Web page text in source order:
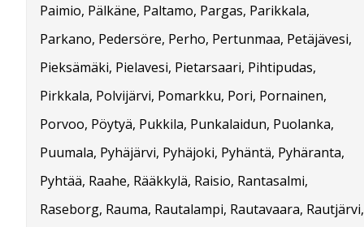
Paimio, Pälkäne, Paltamo, Pargas, Parikkala,
Parkano, Pedersöre, Perho, Pertunmaa, Petäjävesi,
Pieksämäki, Pielavesi, Pietarsaari, Pihtipudas,
Pirkkala, Polvijärvi, Pomarkku, Pori, Pornainen,
Porvoo, Pöytyä, Pukkila, Punkalaidun, Puolanka,
Puumala, Pyhäjärvi, Pyhäjoki, Pyhäntä, Pyhäranta,
Pyhtää, Raahe, Rääkkylä, Raisio, Rantasalmi,
Raseborg, Rauma, Rautalampi, Rautavaara, Rautjärvi,